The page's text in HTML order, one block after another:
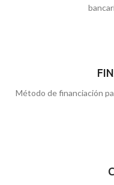
Método de financiación